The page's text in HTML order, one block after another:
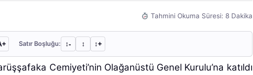
Tahmini Okuma Süresi: 8 Dakika
Satır Boşluğu: ↕︎- ↕︎ ↕︎+
Cemiyeti’nin Olağanüstü Genel Kurulu’na katıldı